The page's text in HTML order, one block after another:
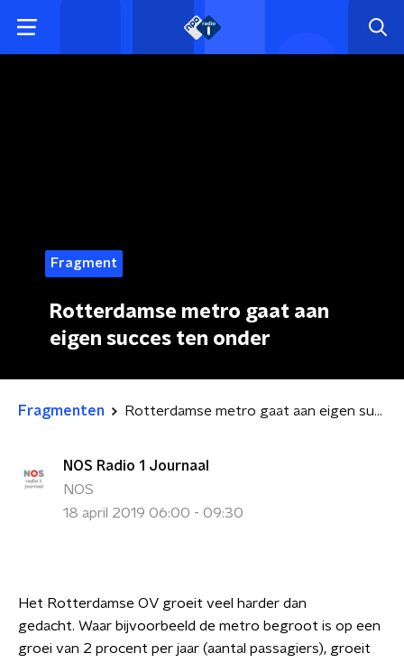
Fragment
Rotterdamse metro gaat aan
eigen succes ten onder
Fragmenten Rotterdamse metro gaat aan eigen succes ten onder
NOS Radio 1 Journaal
NOS
18 april 2019 06:00 - 09:30
Het Rotterdamse OV groeit veel harder dan
gedacht. Waar bijvoorbeeld de metro begroot is op een
groei van 2 procent per jaar (aantal passagiers), groeit